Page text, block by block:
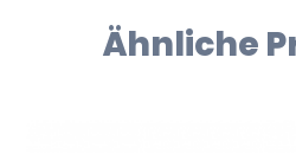
Ähnliche